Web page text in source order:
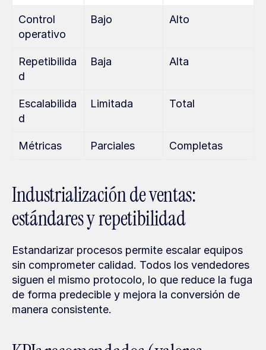
Control
operativo
Bajo Alto
Repetibilida
d
Baja Alta
Escalabilida
d
Limitada Total
Métricas Parciales Completas
Industrialización de ventas:
estándares y repetibilidad
Estandarizar procesos permite escalar equipos
sin comprometer calidad. Todos los vendedores
siguen el mismo protocolo, lo que reduce la fuga
de forma predecible y mejora la conversión de
manera consistente.